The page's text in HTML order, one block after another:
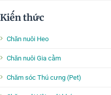
Kiến thức
Chăn nuôi Heo
Chăn nuôi Gia cầm
Chăm sóc Thú cưng (Pet)